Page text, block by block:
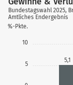
5
10
%-Pkte.
5,1
Bundestagswahl 2025,
Amtliches Endergebnis